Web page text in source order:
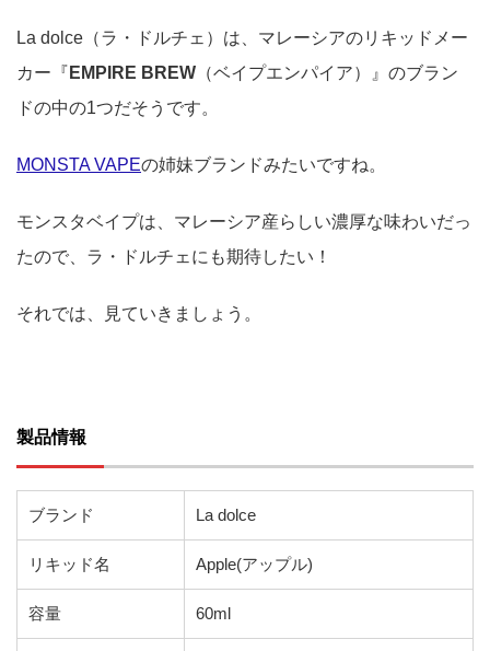
La dolce（ラ・ドルチェ）は、マレーシアのリキッドメー
カー『 EMPIRE BREW （ベイプエンパイア）』のブラン
ドの中の1つだそうです。
MONSTA VAPEの姉妹ブランドみたいですね。
モンスタベイプは、マレーシア産らしい濃厚な味わいだっ
たので、ラ・ドルチェにも期待したい！
それでは、見ていきましょう。
製品情報
ブランド La dolce
リキッド名 Apple(アップル)
容量 60ml